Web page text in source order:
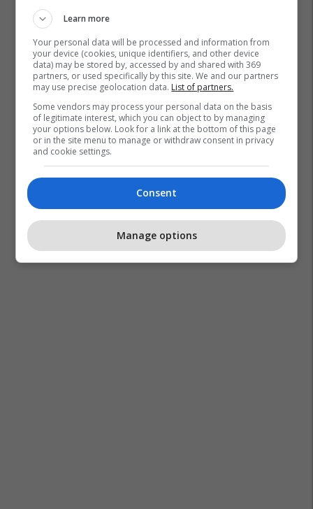
Learn more
Your personal data will be processed and information from
your device (cookies, unique identifiers, and other device
data) may be stored by, accessed by and shared with 369
partners, or used specifically by this site. We and our partners
may use precise geolocation data. List of partners.
Some vendors may process your personal data on the basis
of legitimate interest, which you can object to by managing
your options below. Look for a link at the bottom of this page
or in the site menu to manage or withdraw consent in privacy
and cookie settings.
Consent
Manage options